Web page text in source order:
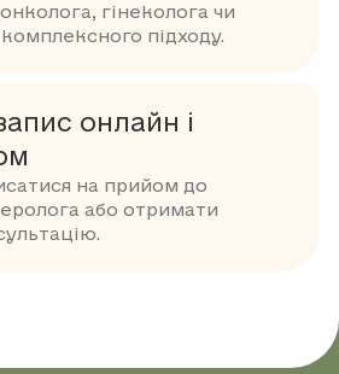
гінеколога чи
підходу.
онлайн і
на прийом до
або отримати